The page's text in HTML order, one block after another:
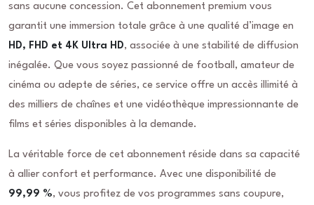
sans aucune concession. Cet abonnement premium vous
garantit une immersion totale grâce à une qualité d’image en
HD, FHD et 4K Ultra HD, associée à une stabilité de diffusion
inégalée. Que vous soyez passionné de football, amateur de
cinéma ou adepte de séries, ce service offre un accès illimité à
des milliers de chaînes et une vidéothèque impressionnante de
films et séries disponibles à la demande.
La véritable force de cet abonnement réside dans sa capacité
à allier confort et performance. Avec une disponibilité de
99,99 %, vous profitez de vos programmes sans coupure,